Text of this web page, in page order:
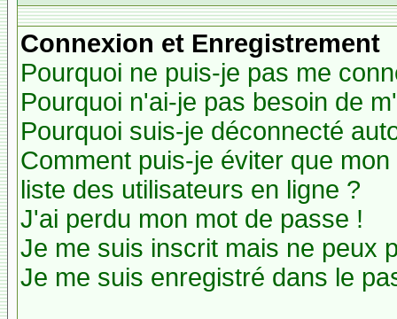
Connexion et Enregistrement
Pourquoi ne puis-je pas me
Pourquoi n'ai-je pas besoin de
Pourquoi suis-je déconnecté
Comment puis-je éviter que
liste des utilisateurs en ligne ?
J'ai perdu mon mot de passe !
Je me suis inscrit mais ne peux
Je me suis enregistré dans le